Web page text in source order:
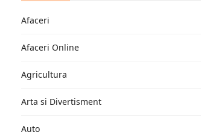
Afaceri
Afaceri Online
Agricultura
Arta si Divertisment
Auto